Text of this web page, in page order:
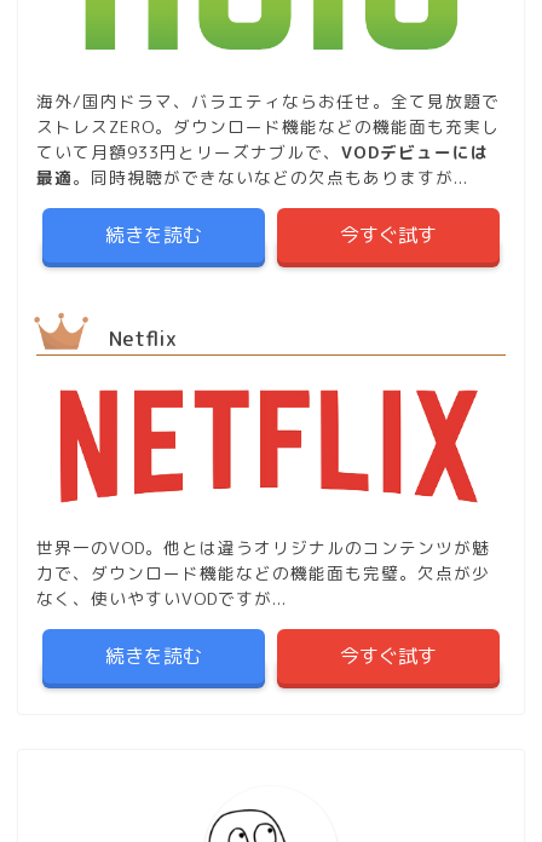
海外/国内ドラマ、バラエティならお任せ。全て見放題で
ストレスZERO。ダウンロード機能などの機能面も充実し
ていて月額933円とリーズナブルで、 VODデビューには
最適。同時視聴ができないなどの欠点もありますが...
続きを読む 今すぐ試す
Netflix
世界一のVOD。他とは違うオリジナルのコンテンツが魅
力で、ダウンロード機能などの機能面も完璧。欠点が少
なく、使いやすいVODですが...
続きを読む 今すぐ試す